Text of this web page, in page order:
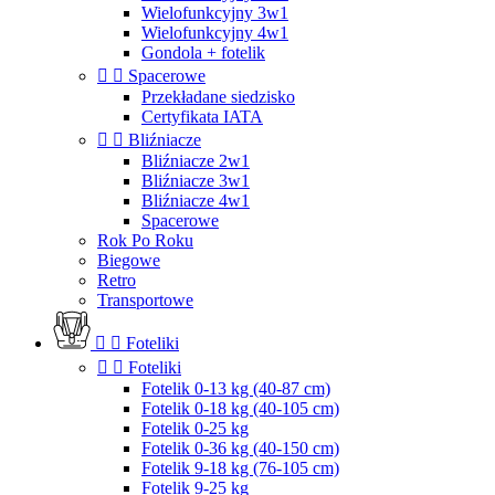
Wielofunkcyjny 3w1
Wielofunkcyjny 4w1
Gondola + fotelik
  Spacerowe
Przekładane siedzisko
Certyfikata IATA
  Bliźniacze
Bliźniacze 2w1
Bliźniacze 3w1
Bliźniacze 4w1
Spacerowe
Rok Po Roku
Biegowe
Retro
Transportowe
  Foteliki
  Foteliki
Fotelik 0-13 kg (40-87 cm)
Fotelik 0-18 kg (40-105 cm)
Fotelik 0-25 kg
Fotelik 0-36 kg (40-150 cm)
Fotelik 9-18 kg (76-105 cm)
Fotelik 9-25 kg